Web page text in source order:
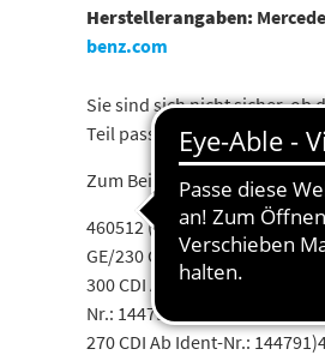
Herstellerangaben:
benz.com
Sie sind sich nicht sicher, ob
Teil passt.
Zum Beispiel passend (kann
460512 (230 G/230 GE/280
GE/230 G/230 GE)460533
300 CDI Ab Ident-Nr.:
Nr.: 144791)461333 (G 300
270 CDI Ab Ident-Nr.: